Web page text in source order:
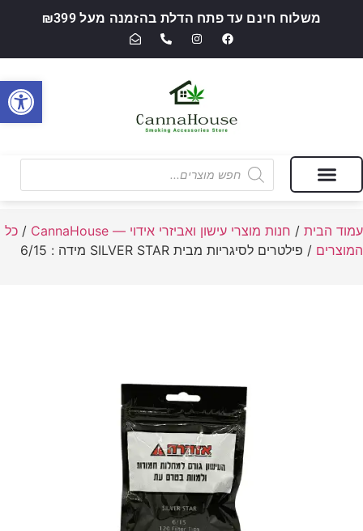
משלוח חינם עד פתח הדלת בהזמנה מעל ₪399
עמוד הבית / חנות מוצרי עישון ואביזרי אידוי — CannaHouse / כל
המוצרים / פילטרים לסיגריות מבית SILVER STAR מידה : 6/15
פתח